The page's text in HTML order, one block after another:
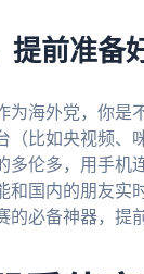
提前准备
为海外党，你是
（比如央视频、
多伦多，用手
和国内的朋友
的必备神器，提